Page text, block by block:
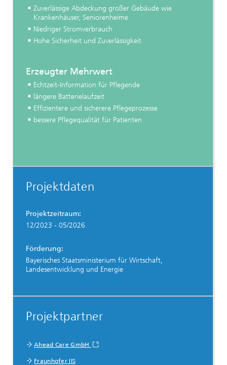
Zuverlässige Abdeckung großer Gebäude wie
Krankenhäuser, Seniorenheime
Niedriger Stromverbrauch
Hohe Sicherheit und Zuverlässigkeit
Erzeugter Mehrwert
Echtzeit-Information für Pflegende
längere Batterielaufzeit
Effizientere und sicherere Pflegeprozesse
bessere Pflegequalität für Patienten
Projektdaten
Projektzeitraum:
12/2023 - 05/2026
Förderung:
Bayerisches Staatsministerium für Wirtschaft,
Landesentwicklung und Energie
Projektpartner
Ahead Care GmbH
Fraunhofer IIS